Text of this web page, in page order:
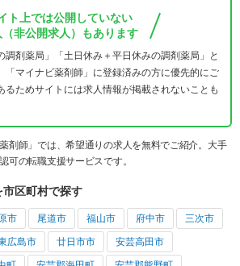
ト上では公開していない
（非公開求人）もあります
調剤薬局」「土日休み＋平日休みの調剤薬局」と
「マイナビ薬剤師」に登録済みの方に優先的にご
るためサイトには求人情報が掲載されないことも
剤師」では、希望通りの求人を無料でご紹介。大手
可の転職支援サービスです。
区町村で探す
市 尾道市 福山市 府中市 三次市
広島市 廿日市市 安芸高田市